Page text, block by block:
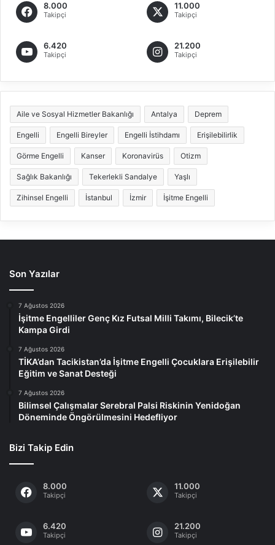
8.000
Takipçi
11.000
Takipçi
6.420
Takipçi
21.200
Takipçi
Aile ve Sosyal Hizmetler Bakanlığı Antalya Deprem
Engelli Engelli Bireyler Engelli İstihdamı Erişilebilirlik
Görme Engelli Kanser Koronavirüs Otizm
Sağlık Bakanlığı Tekerlekli Sandalye Yaşlı
Zihinsel Engelli İstanbul İzmir İşitme Engelli
Son Yazılar
7 Ağustos 2026
İşitme Engelliler Genç Kız Futsal Milli Takımı, Bilecik’te
Kampa Girdi
7 Ağustos 2026
TİKA’dan Tacikistan’da İşitme Engelli Çocuklara Erişilebilir
Eğitim ve Sanat Desteği
7 Ağustos 2026
Bilimsel Çalışmalar Serebral Palsi Riskinin Yenidoğan
Döneminde Öngörülmesini Hedefliyor
Bizi Takip Edin
8.000
Takipçi
11.000
Takipçi
6.420
Takipçi
21.200
Takipçi